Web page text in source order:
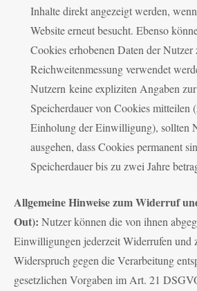
Inhalte direkt angezeigt werden,
Website erneut besucht. Ebenso
Cookies erhobenen Daten der Nutzer
Reichweitenmessung verwendet
Nutzern keine expliziten Angaben
Speicherdauer von Cookies mitteilen
Einholung der Einwilligung), sollten
ausgehen, dass Cookies permanent
Speicherdauer bis zu zwei Jahre
Allgemeine Hinweise zum Widerruf
Out): Nutzer können die von ihnen
Einwilligungen jederzeit Widerrufen und
Widerspruch gegen die Verarbeitung
gesetzlichen Vorgaben im Art. 21